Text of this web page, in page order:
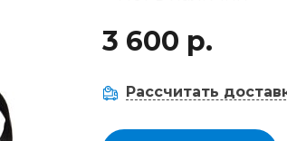
3 600 р.
Рассчитать